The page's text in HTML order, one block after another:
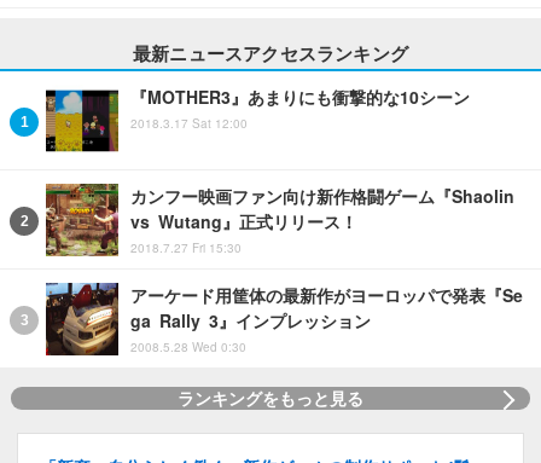
最新ニュースアクセスランキング
『MOTHER3』あまりにも衝撃的な10シーン
2018.3.17 Sat 12:00
カンフー映画ファン向け新作格闘ゲーム『Shaolin
vs Wutang』正式リリース！
2018.7.27 Fri 15:30
アーケード用筐体の最新作がヨーロッパで発表『Se
ga Rally 3』インプレッション
2008.5.28 Wed 0:30
ランキングをもっと見る